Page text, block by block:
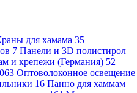
для хамама 35
7 Панели и 3D полистирол
и крепежи (Германия) 52
Оптоволоконное освещение
16 Панно для хаммам